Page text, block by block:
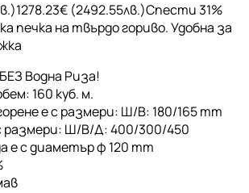
1278.23€ (2492.55лв.)Спести31%
печка на твърдо гориво. Удобна за
Водна Риза!
160 куб. м.
е с размери: Ш/В: 180/165 mm
размери: Ш/В/Д: 400/300/450
е с диаметър φ 120 mm